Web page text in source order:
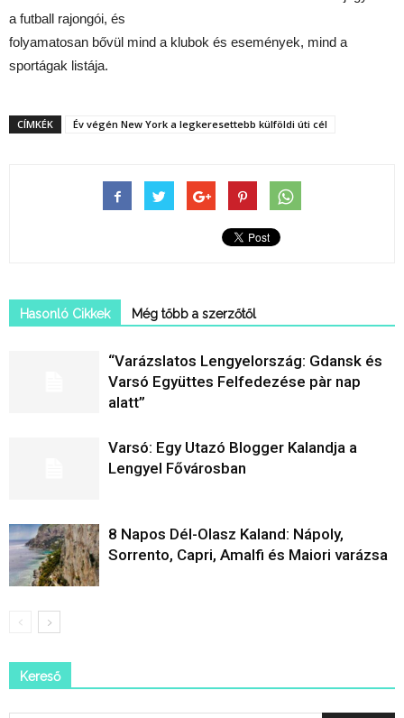
a futball rajongói, és
folyamatosan bővül mind a klubok és események, mind a
sportágak listája.
CÍMKÉK Év végén New York a legkeresettebb külföldi úti cél
Hasonló Cikkek Még tőbb a szerzőtől
“Varázslatos Lengyelország: Gdansk és
Varsó Együttes Felfedezése pàr nap
alatt”
Varsó: Egy Utazó Blogger Kalandja a
Lengyel Fővárosban
8 Napos Dél-Olasz Kaland: Nápoly,
Sorrento, Capri, Amalfi és Maiori varázsa
Kereső